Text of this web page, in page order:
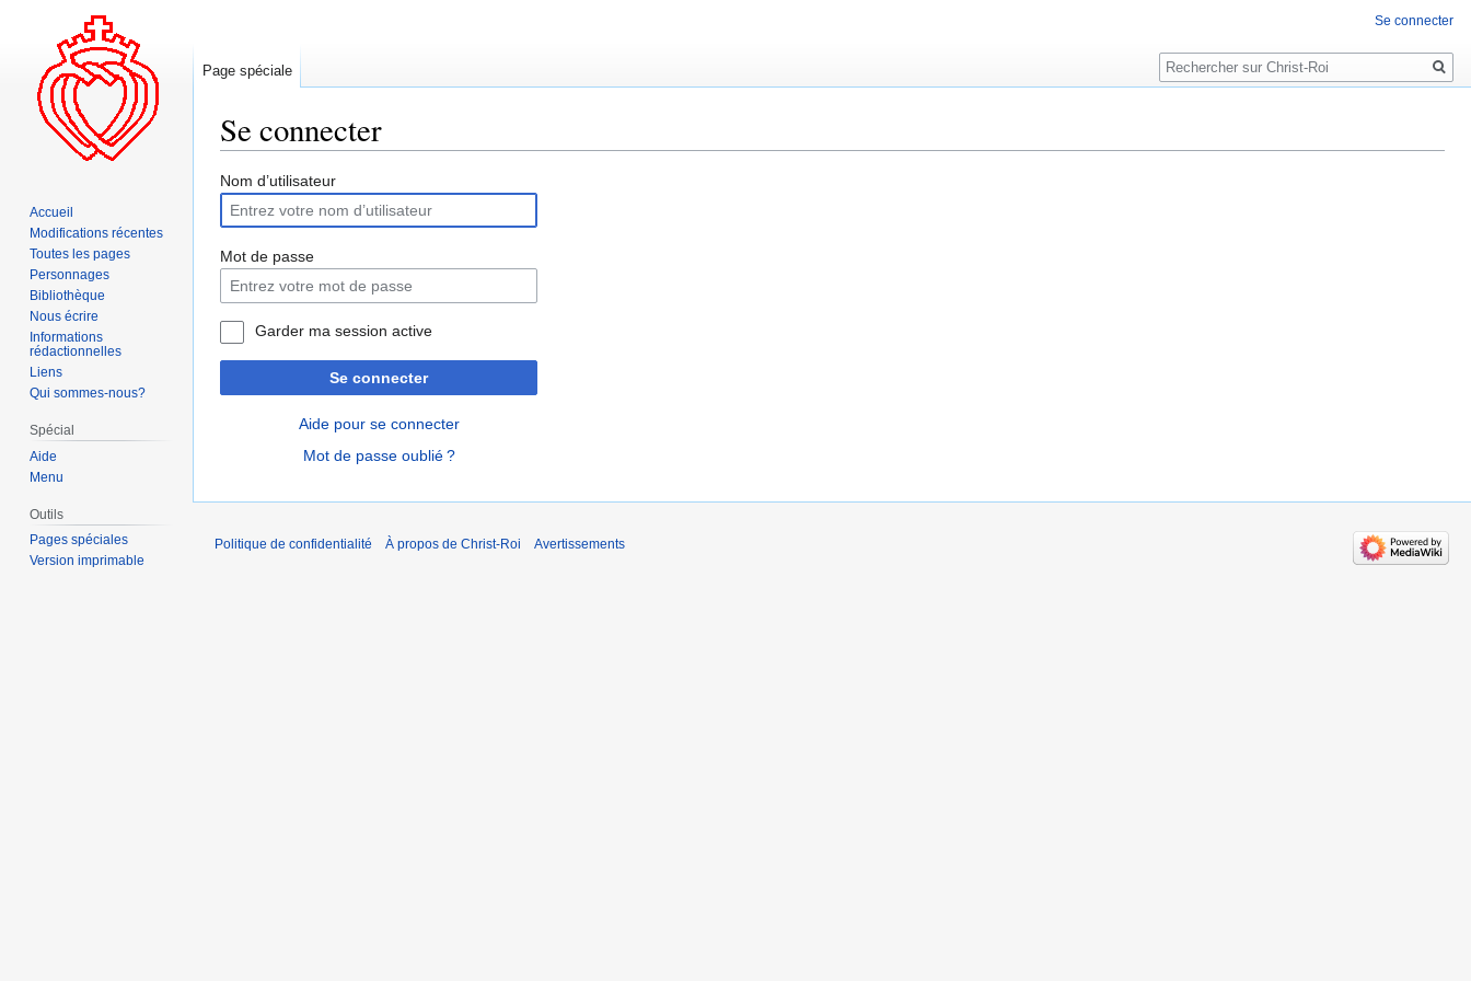
Se connecter
Aller
la
navigation
Aller
la
recherche
Nom d’utilisateur
Mot de passe
Garder ma session active
Se connecter
Aide pour se connecter
Mot de passe oublié ?
Se connecter
Page spéciale
Rechercher
Accueil
Modifications récentes
Toutes les pages
Personnages
Bibliothèque
Nous écrire
Informations
rédactionnelles
Liens
Qui sommes-nous?
Spécial
Aide
Menu
Outils
Pages spéciales
Version imprimable
Politique de confidentialité À propos de Christ-Roi Avertissements